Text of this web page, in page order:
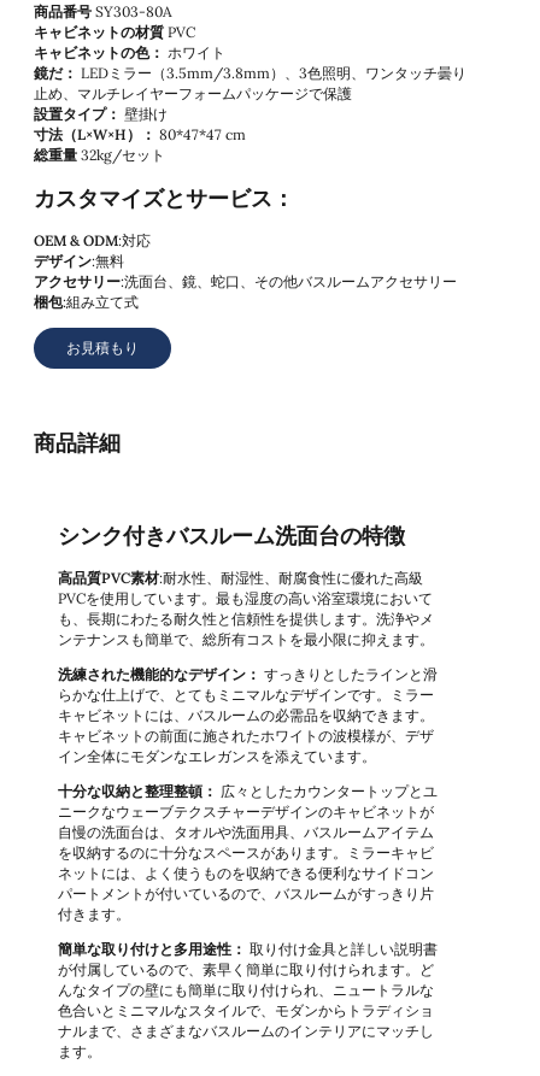
商品番号 SY303-80A
キャビネットの材質 PVC
キャビネットの色： ホワイト
鏡だ： LEDミラー（3.5mm/3.8mm）、3色照明、ワンタッチ曇り
止め、マルチレイヤーフォームパッケージで保護
設置タイプ： 壁掛け
寸法（L×W×H）： 80*47*47 cm
総重量 32kg/セット
カスタマイズとサービス：
OEM & ODM:対応
デザイン:無料
アクセサリー:洗面台、鏡、蛇口、その他バスルームアクセサリー
梱包:組み立て式
お見積もり
商品詳細
シンク付きバスルーム洗面台の特徴
高品質PVC素材:耐水性、耐湿性、耐腐食性に優れた高級
PVCを使用しています。最も湿度の高い浴室環境において
も、長期にわたる耐久性と信頼性を提供します。洗浄やメ
ンテナンスも簡単で、総所有コストを最小限に抑えます。
洗練された機能的なデザイン： すっきりとしたラインと滑
らかな仕上げで、とてもミニマルなデザインです。ミラー
キャビネットには、バスルームの必需品を収納できます。
キャビネットの前面に施されたホワイトの波模様が、デザ
イン全体にモダンなエレガンスを添えています。
十分な収納と整理整頓： 広々としたカウンタートップとユ
ニークなウェーブテクスチャーデザインのキャビネットが
自慢の洗面台は、タオルや洗面用具、バスルームアイテム
を収納するのに十分なスペースがあります。ミラーキャビ
ネットには、よく使うものを収納できる便利なサイドコン
パートメントが付いているので、バスルームがすっきり片
付きます。
簡単な取り付けと多用途性： 取り付け金具と詳しい説明書
が付属しているので、素早く簡単に取り付けられます。ど
んなタイプの壁にも簡単に取り付けられ、ニュートラルな
色合いとミニマルなスタイルで、モダンからトラディショ
ナルまで、さまざまなバスルームのインテリアにマッチし
ます。